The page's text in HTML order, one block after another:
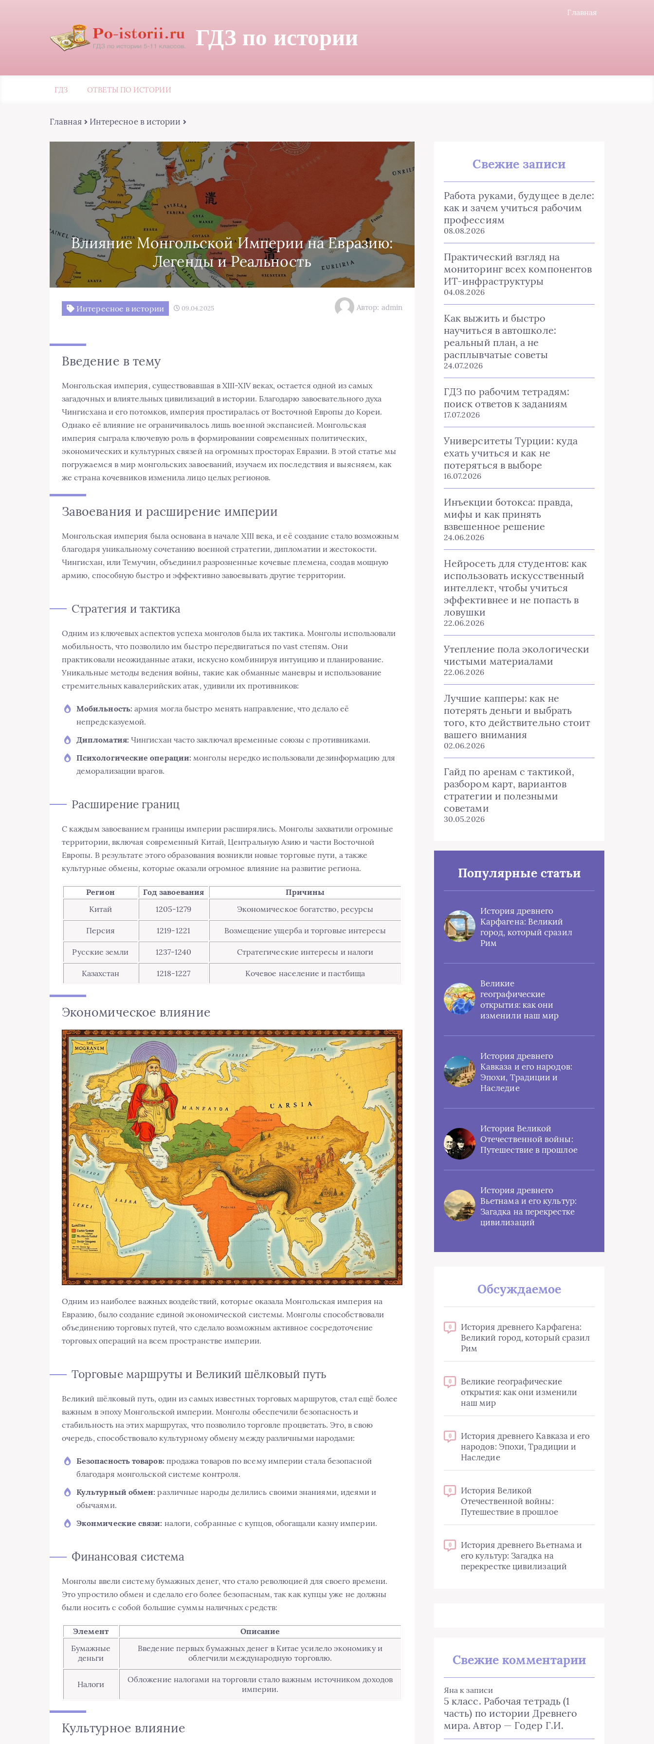
Главная
ГДЗ по истории
ГДЗ ОТВЕТЫ ПО ИСТОРИИ
Главная Интересное в истории
Влияние Монгольской Империи на Евразию:
Легенды и Реальность
Интересное в истории 09.04.2025 Автор: admin
Введение в тему
Монгольская империя, существовавшая в XIII-XIV веках, остается одной из самых
загадочных и влиятельных цивилизаций в истории. Благодарю завоевательного духа
Чингисхана и его потомков, империя простиралась от Восточной Европы до Кореи.
Однако её влияние не ограничивалось лишь военной экспансией. Монгольская
империя сыграла ключевую роль в формировании современных политических,
экономических и культурных связей на огромных просторах Евразии. В этой статье мы
погружаемся в мир монгольских завоеваний, изучаем их последствия и выясняем, как
же страна кочевников изменила лицо целых регионов.
Завоевания и расширение империи
Монгольская империя была основана в начале XIII века, и её создание стало возможным
благодаря уникальному сочетанию военной стратегии, дипломатии и жестокости.
Чингисхан, или Темучин, объединил разрозненные кочевые племена, создав мощную
армию, способную быстро и эффективно завоевывать другие территории.
Стратегия и тактика
Одним из ключевых аспектов успеха монголов была их тактика. Монголы использовали
мобильность, что позволило им быстро передвигаться по vast степям. Они
практиковали неожиданные атаки, искусно комбинируя интуицию и планирование.
Уникальные методы ведения войны, такие как обманные маневры и использование
стремительных кавалерийских атак, удивили их противников:
Мобильность: армия могла быстро менять направление, что делало её
непредсказуемой.
Дипломатия: Чингисхан часто заключал временные союзы с противниками.
Психологические операции: монголы нередко использовали дезинформацию для
деморализации врагов.
Расширение границ
С каждым завоеванием границы империи расширялись. Монголы захватили огромные
территории, включая современный Китай, Центральную Азию и части Восточной
Европы. В результате этого образования возникли новые торговые пути, а также
культурные обмены, которые оказали огромное влияние на развитие региона.
Регион Год завоевания
Причины
Китай
1205-1279 Экономическое богатство, ресурсы
Персия 1219-1221 Возмещение ущерба и торговые интересы
Русские земли 1237-1240 Стратегические интересы и налоги
Казахстан 1218-1227 Кочевое население и пастбища
Экономическое влияние
Одним из наиболее важных воздействий, которые оказала Монгольская империя на
Евразию, было создание единой экономической системы. Монголы способствовали
объединению торговых путей, что сделало возможным активное сосредоточение
торговых операций на всем пространстве империи.
Торговые маршруты и Великий шёлковый путь
Великий шёлковый путь, один из самых известных торговых маршрутов, стал ещё более
важным в эпоху Монгольской империи. Монголы обеспечили безопасность и
стабильность на этих маршрутах, что позволило торговле процветать. Это, в свою
очередь, способствовало культурному обмену между различными народами:
Безопасность товаров: продажа товаров по всему империи стала безопасной
благодаря монгольской системе контроля.
Культурный обмен: различные народы делились своими знаниями, идеями и
обычаями.
Эконмические связи: налоги, собранные с купцов, обогащали казну империи.
Финансовая система
Монголы ввели систему бумажных денег, что стало революцией для своего времени.
Это упростило обмен и сделало его более безопасным, так как купцы уже не должны
были носить с собой большие суммы наличных средств:
Элемент
Описание
Бумажные
деньги
Введение первых бумажных денег в Китае усилело экономику и
облегчили международную торговлю.
Налоги
Обложение налогами на торговли стало важным источником доходов
империи.
Культурное влияние
Свежие записи
Работа руками, будущее в деле:
как и зачем учиться рабочим
профессиям
08.08.2026
Практический взгляд на
мониторинг всех компонентов
ИТ-инфраструктуры
04.08.2026
Как выжить и быстро
научиться в автошколе:
реальный план, а не
расплывчатые советы
24.07.2026
ГДЗ по рабочим тетрадям:
поиск ответов к заданиям
17.07.2026
Университеты Турции: куда
ехать учиться и как не
потеряться в выборе
16.07.2026
Инъекции ботокса: правда,
мифы и как принять
взвешенное решение
24.06.2026
Нейросеть для студентов: как
использовать искусственный
интеллект, чтобы учиться
эффективнее и не попасть в
ловушки
22.06.2026
Утепление пола экологически
чистыми материалами
22.06.2026
Лучшие капперы: как не
потерять деньги и выбрать
того, кто действительно стоит
вашего внимания
02.06.2026
Гайд по аренам с тактикой,
разбором карт, вариантов
стратегии и полезными
советами
30.05.2026
Популярные статьи
История древнего
Карфагена: Великий
город, который сразил
Рим
Великие
географические
открытия: как они
изменили наш мир
История древнего
Кавказа и его народов:
Эпохи, Традиции и
Наследие
История Великой
Отечественной войны:
Путешествие в прошлое
История древнего
Вьетнама и его культур:
Загадка на перекрестке
цивилизаций
Обсуждаемое
0
История древнего Карфагена:
Великий город, который сразил
Рим
0
Великие географические
открытия: как они изменили
наш мир
0
История древнего Кавказа и его
народов: Эпохи, Традиции и
Наследие
0
История Великой
Отечественной войны:
Путешествие в прошлое
0
История древнего Вьетнама и
его культур: Загадка на
перекрестке цивилизаций
Свежие комментарии
Яна к записи
5 класс. Рабочая тетрадь (1
часть) по истории Древнего
мира. Автор — Годер Г.И.